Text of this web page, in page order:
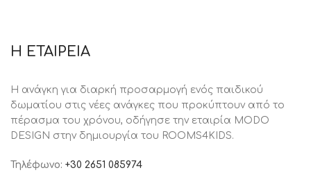
Η ΕΤΑΙΡΕΙΑ
Η ανάγκη για διαρκή προσαρμογή ενός παιδικού
δωματίου στις νέες ανάγκες που προκύπτουν από το
πέρασμα του χρόνου, oδήγησε την εταιρία MODO
DESIGN στην δημιουργία του ROOMS4KIDS.
Τηλέφωνο: +30 2651 085974